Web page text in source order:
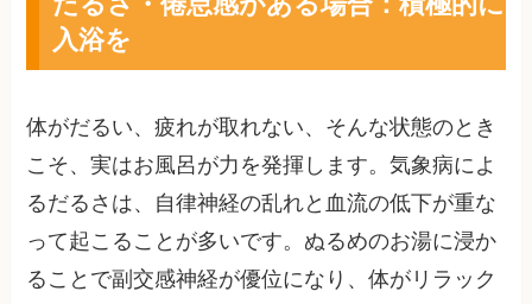
入浴を
体がだるい、疲れが取れない、そんな状態のとき
こそ、実はお風呂が力を発揮します。気象病によ
るだるさは、自律神経の乱れと血流の低下が重な
って起こることが多いです。ぬるめのお湯に浸か
ることで副交感神経が優位になり、体がリラック